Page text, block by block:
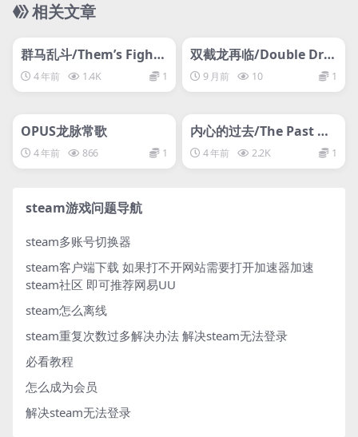
相关文章
网盘下载游戏
群马乱斗/Them’s Fighti
n’ Herds
4 年前 1.4K 1
网盘下载游戏
双截龙再临/Double Dra
gon Revive
9 月前 10 1
OPUS龙脉常歌
4 年前 866 1
网盘下载游戏
内心的过去/The Past Wi
thin4 年前 2.2K 1
steam游戏问题导航
steam多账号切换器
steam客户端下载 如果打不开网站需要打开加速器加速
steam社区 即可推荐网易UU
steam怎么离线
steam重复次数过多解决办法 解决steam无法登录
必看教程
怎么成为会员
解决steam无法登录